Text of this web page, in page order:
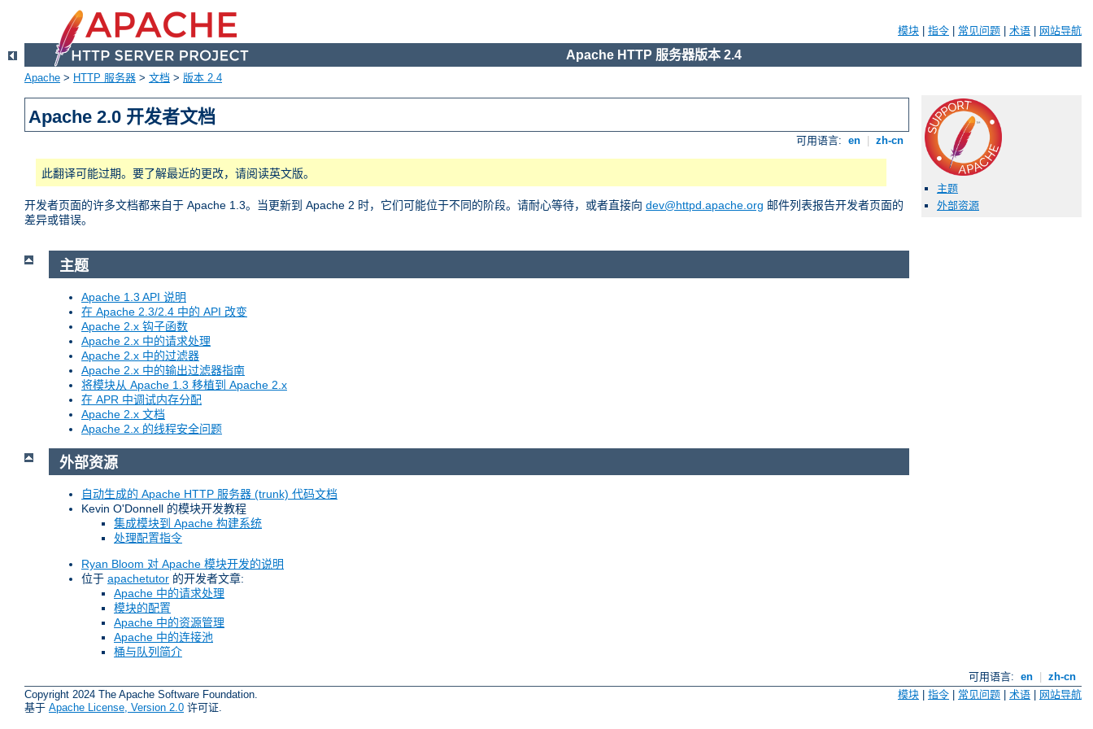
模块 指令 常见问题 术语 网站导航
Apache HTTP 服务器版本 2.4
Apache > HTTP 服务器 > 文档 > 版本 2.4
Apache 2.0 开发者文档
可用语言: en zh-cn
此翻译可能过期。要了解最近的更改，请阅读英文版。
开发者页面的许多文档都来自于 Apache 1.3。当更新到 Apache 2 时，它们可能位于不同的阶段。请耐心等待，或者直接向 dev@httpd.apache.org 邮件列表报告开发者页面的
差异或错误。
主题
外部资源
主题
Apache 1.3 API 说明
在 Apache 2.3/2.4 中的 API 改变
Apache 2.x 钩子函数
Apache 2.x 中的请求处理
Apache 2.x 中的过滤器
Apache 2.x 中的输出过滤器指南
将模块从 Apache 1.3 移植到 Apache 2.x
在 APR 中调试内存分配
Apache 2.x 文档
Apache 2.x 的线程安全问题
外部资源
自动生成的 Apache HTTP 服务器 (trunk) 代码文档
Kevin O'Donnell 的模块开发教程
集成模块到 Apache 构建系统
处理配置指令
Ryan Bloom 对 Apache 模块开发的说明
位于 apachetutor 的开发者文章:
Apache 中的请求处理
模块的配置
Apache 中的资源管理
Apache 中的连接池
桶与队列简介
可用语言: en
zh-cn
Copyright 2024 The Apache Software Foundation.
基于 Apache License, Version 2.0 许可证.
模块 指令 常见问题 术语 网站导航